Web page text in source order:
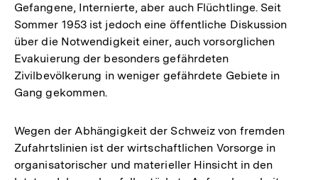
Gefangene, Internierte, aber auch Flüchtlinge. Seit
Sommer 1953 ist jedoch eine öffentliche Diskussion
über die Notwendigkeit einer, auch vorsorglichen
Evakuierung der besonders gefährdeten
Zivilbevölkerung in weniger gefährdete Gebiete in
Gang gekommen.
Wegen der Abhängigkeit der Schweiz von fremden
Zufahrtslinien ist der wirtschaftlichen Vorsorge in
organisatorischer und materieller Hinsicht in den